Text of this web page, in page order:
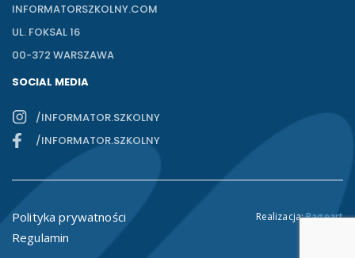
INFORMATORSZKOLNY.COM
UL. FOKSAL 16
00-372 WARSZAWA
SOCIAL MEDIA
/INFORMATOR.SZKOLNY
/INFORMATOR.SZKOLNY
Realizacja:Pageart
Polityka prywatności
Regulamin